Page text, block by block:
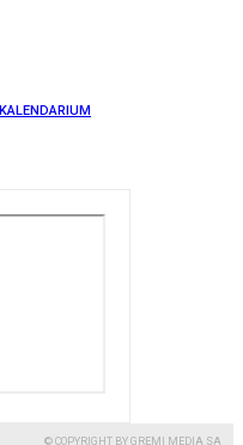
KALENDARIUM
© COPYRIGHT BY GREMI MEDIA SA